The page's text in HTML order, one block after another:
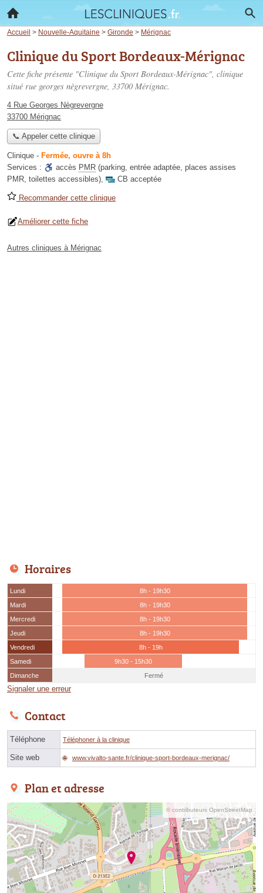
Accueil > Nouvelle-Aquitaine > Gironde > Mérignac
Clinique du Sport Bordeaux-Mérignac
Cette fiche présente "Clinique du Sport Bordeaux-Mérignac", clinique
situé rue georges nègrevergne, 33700 Mérignac.
4 Rue Georges Nègrevergne
33700 Mérignac
📞 Appeler cette clinique
Clinique - Fermée, ouvre à 8h
Services :
accès PMR (parking, entrée adaptée, places assises
PMR, toilettes accessibles), CB acceptée
Recommander cette clinique
Améliorer cette fiche
Autres cliniques à Mérignac
Horaires
Lundi
8h - 19h30
Mardi
8h - 19h30
Mercredi
8h - 19h30
Jeudi
8h - 19h30
Vendredi
8h - 19h
Samedi
9h30 - 15h30
Dimanche
Fermé
Signaler une erreur
Contact
Téléphone Téléphoner à la clinique
Site web www.vivalto-sante.fr/clinique-sport-bordeaux-merignac/
Plan et adresse
© contributeurs OpenStreetMap